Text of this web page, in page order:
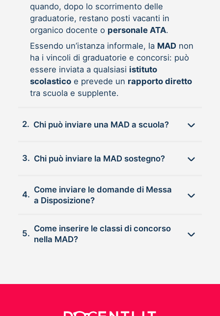
quando, dopo lo scorrimento delle
graduatorie, restano posti vacanti in
organico docente o personale ATA.
Essendo un’istanza informale, la MADnon
ha i vincoli di graduatorie e concorsi: può
essere inviata a qualsiasi istituto
scolasticoe prevede un rapporto diretto
tra scuola e supplente.
2. Chi può inviare una MAD a scuola?
3. Chi può inviare la MAD sostegno?
4.
Come inviare le domande di Messa
a Disposizione?
5.
Come inserire le classi di concorso
nella MAD?